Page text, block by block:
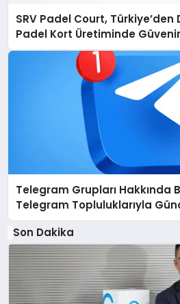
SRV Padel Court,
Padel Kort Üretiminde
Telegram Grupları Hakkında
Telegram Topluluklarıyla
Son Dakika